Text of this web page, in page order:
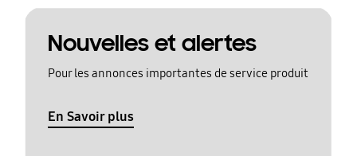
Nouvelles et alertes
Pour les annonces importantes de service produit
En Savoir plus